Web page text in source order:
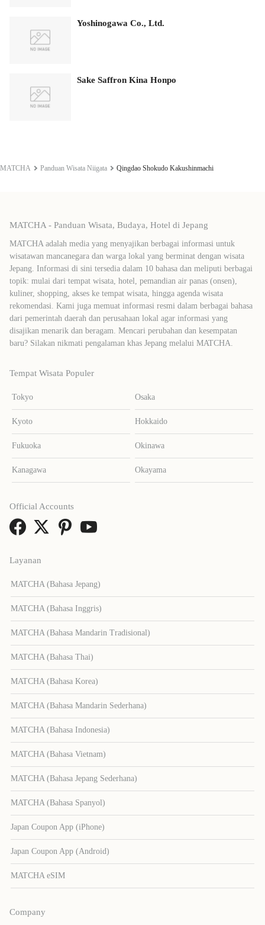
Yoshinogawa Co., Ltd.
Sake Saffron Kina Honpo
MATCHA Panduan Wisata Niigata Qingdao Shokudo Kakushinmachi
MATCHA - Panduan Wisata, Budaya, Hotel di Jepang
MATCHA adalah media yang menyajikan berbagai informasi untuk
wisatawan mancanegara dan warga lokal yang berminat dengan wisata
Jepang. Informasi di sini tersedia dalam 10 bahasa dan meliputi berbagai
topik: mulai dari tempat wisata, hotel, pemandian air panas (onsen),
kuliner, shopping, akses ke tempat wisata, hingga agenda wisata
rekomendasi. Kami juga memuat informasi resmi dalam berbagai bahasa
dari pemerintah daerah dan perusahaan lokal agar informasi yang
disajikan menarik dan beragam. Mencari perubahan dan kesempatan
baru? Silakan nikmati pengalaman khas Jepang melalui MATCHA.
Tempat Wisata Populer
Tokyo Osaka
Kyoto Hokkaido
Fukuoka Okinawa
Kanagawa Okayama
Layanan
MATCHA (Bahasa Jepang)
MATCHA (Bahasa Inggris)
MATCHA (Bahasa Mandarin Tradisional)
MATCHA (Bahasa Thai)
MATCHA (Bahasa Korea)
MATCHA (Bahasa Mandarin Sederhana)
MATCHA (Bahasa Indonesia)
MATCHA (Bahasa Vietnam)
MATCHA (Bahasa Jepang Sederhana)
MATCHA (Bahasa Spanyol)
Japan Coupon App (iPhone)
Japan Coupon App (Android)
MATCHA eSIM
Company
Official Accounts